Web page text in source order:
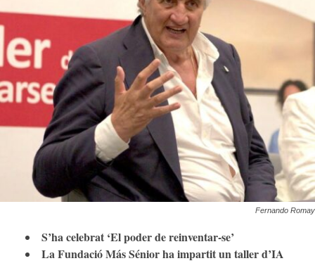
Fernando Romay
S’ha celebrat ‘El poder de reinventar-se’
La Fundació Más Sénior ha impartit un taller d’IA